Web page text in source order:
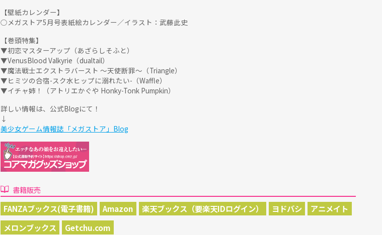
【壁紙カレンダー】
○メガストア5月号表紙絵カレンダー／イラスト：武藤此史
【巻頭特集】
▼初恋マスターアップ（あざらしそふと）
▼VenusBlood Valkyrie（dualtail）
▼魔法戦士エクストラバースト ～天使断罪～（Triangle）
▼ヒミツの合宿-スク水ヒップに溺れたい-（Waffle）
▼イチャ姉！（アトリエかぐや Honky-Tonk Pumpkin）
詳しい情報は、公式Blogにて！
↓
美少女ゲーム情報誌「メガストア」Blog
書籍販売
FANZAブックス(電子書籍) Amazon 楽天ブックス（要楽天IDログイン） ヨドバシ
アニメイト
メロンブックス
Getchu.com